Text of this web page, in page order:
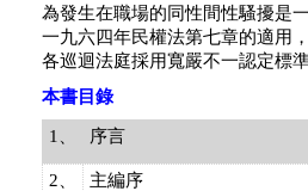
為發生在職場的同性間性騷擾是
一九六四年民權法第七章的適用
各巡迴法庭採用寬嚴不一認定標準
本書目錄
1、 序言
2、 主編序